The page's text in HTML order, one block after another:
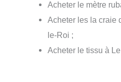
Acheter le mètre
Acheter les la craie
le-Roi ;
Acheter le tissu à